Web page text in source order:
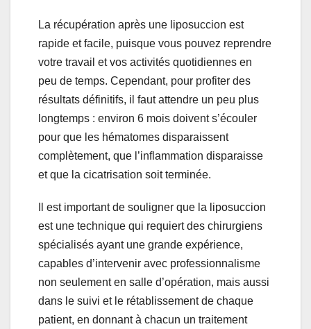
La récupération après une liposuccion est
rapide et facile, puisque vous pouvez reprendre
votre travail et vos activités quotidiennes en
peu de temps. Cependant, pour profiter des
résultats définitifs, il faut attendre un peu plus
longtemps : environ 6 mois doivent s’écouler
pour que les hématomes disparaissent
complètement, que l’inflammation disparaisse
et que la cicatrisation soit terminée.
Il est important de souligner que la liposuccion
est une technique qui requiert des chirurgiens
spécialisés ayant une grande expérience,
capables d’intervenir avec professionnalisme
non seulement en salle d’opération, mais aussi
dans le suivi et le rétablissement de chaque
patient, en donnant à chacun un traitement